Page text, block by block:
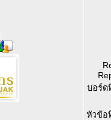
บอร์ด
หัวข้อ